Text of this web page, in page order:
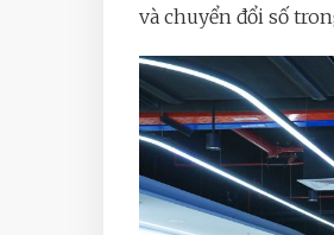
và chuyển đổi số